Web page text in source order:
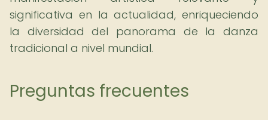
significativa en la actualidad, enriqueciendo
la diversidad del panorama de la danza
tradicional a nivel mundial.
Preguntas frecuentes